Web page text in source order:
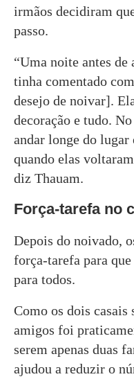
irmãos decidiram
passo.
“Uma noite antes de
tinha comentado
desejo de noivar].
decoração e tudo.
andar longe do lugar
quando elas
diz Thauam.
Força-tarefa no
Depois do noivado,
força-tarefa para
para todos.
Como os dois
amigos foi
serem apenas duas
ajudou a reduzir o